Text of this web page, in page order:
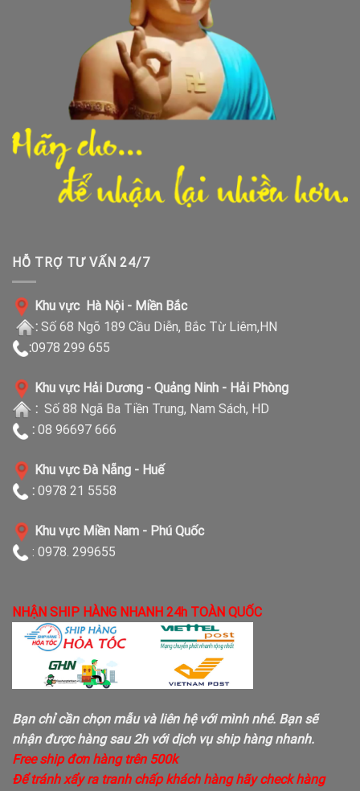
HỖ TRỢ TƯ VẤN 24/7
Khu vực Hà Nội - Miền Bắc
: Số 68 Ngõ 189 Cầu Diễn, Bắc Từ Liêm,HN
:0978 299 655
Khu vực Hải Dương - Quảng Ninh - Hải Phòng
: Số 88 Ngã Ba Tiền Trung, Nam Sách, HD
: 08 96697 666
Khu vực Đà Nẵng - Huế
: 0978 21 5558
Khu vực Miền Nam - Phú Quốc
: 0978. 299655
NHẬN SHIP HÀNG NHANH 24h TOÀN QUỐC
Bạn chỉ cần chọn mẫu và liên hệ với mình nhé. Bạn sẽ
nhận được hàng sau 2h với dịch vụ ship hàng nhanh.
Free ship đơn hàng trên 500k
Để tránh xẩy ra tranh chấp khách hàng hãy check hàng